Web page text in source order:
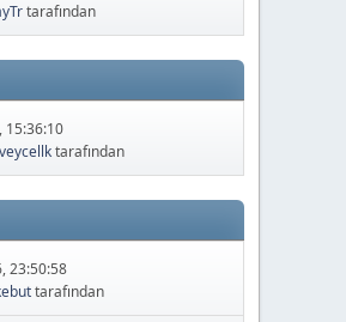
tarafından
15:36:10
veycellktarafından
23:50:58
tarafından